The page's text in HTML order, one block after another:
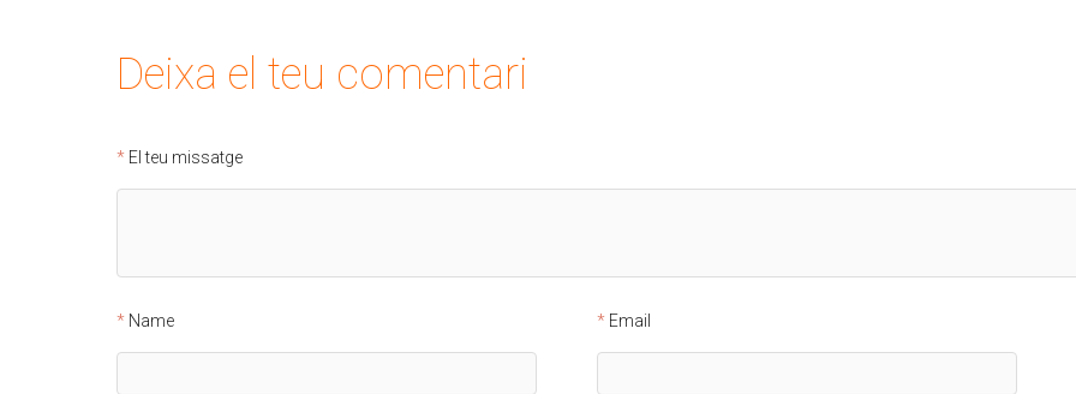
Deixa el teu comentari
El teu missatge
Name Email